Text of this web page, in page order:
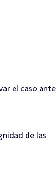
el caso ante
de las